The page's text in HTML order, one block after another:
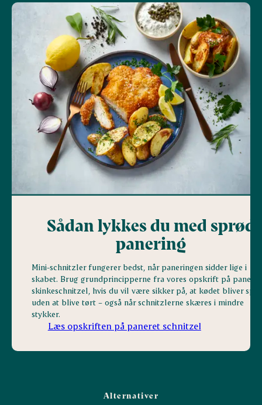
Sådan lykkes du med sprød
panering
Mini-schnitzler fungerer bedst, når paneringen sidder lige i
skabet. Brug grundprincipperne fra vores opskrift på paneret
skinkeschnitzel, hvis du vil være sikker på, at kødet bliver
uden at blive tørt – også når schnitzlerne skæres i mindre
stykker.
Læs opskriften på paneret schnitzel
Alternativer